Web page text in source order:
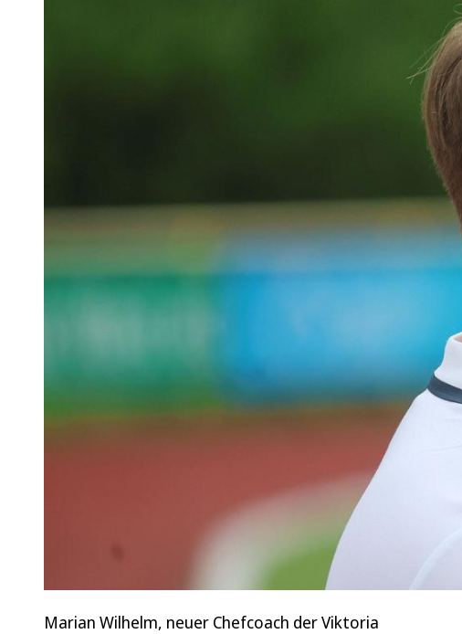
Marian Wilhelm, neuer Chefcoach der Viktoria